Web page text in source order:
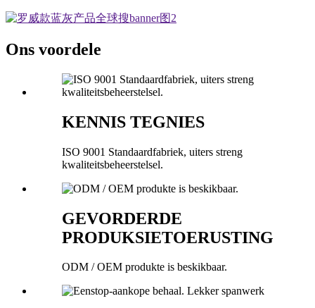
Ons voordele
KENNIS TEGNIES
ISO 9001 Standaardfabriek, uiters streng
kwaliteitsbeheerstelsel.
GEVORDERDE
PRODUKSIETOERUSTING
ODM / OEM produkte is beskikbaar.